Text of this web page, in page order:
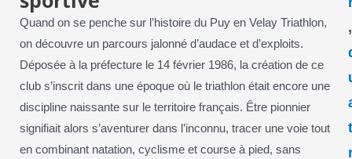
Quand on se penche sur l’histoire du Puy en Velay Triathlon,
on découvre un parcours jalonné d’audace et d’exploits.
Déposée à la préfecture le 14 février 1986, la création de ce
club s’inscrit dans une époque où le triathlon était encore une
discipline naissante sur le territoire français. Être pionnier
signifiait alors s’aventurer dans l’inconnu, tracer une voie tout
en combinant natation, cyclisme et course à pied, sans
,